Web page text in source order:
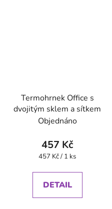
Termohrnek Office s
dvojitým sklem a sítkem
Objednáno
457 Kč
Měrná
457 Kč / 1 ks
DETAIL